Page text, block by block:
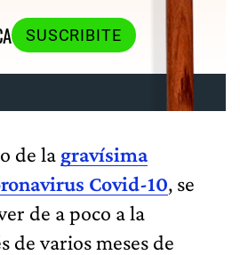
SUSCRIBITE
de la gravísima
Covid-10, se
de a poco a la
de varios meses de